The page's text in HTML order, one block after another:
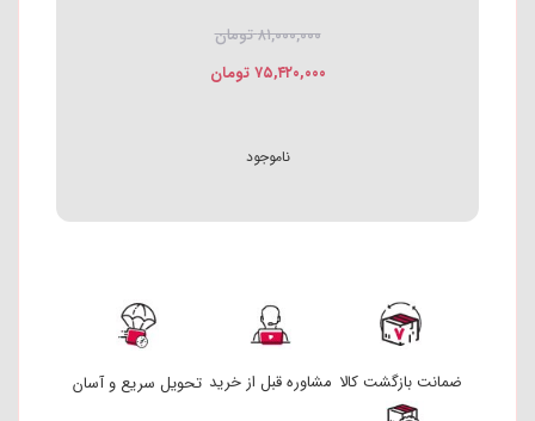
۸۱,۰۰۰,۰۰۰تومان
۷۵,۴۲۰,۰۰۰ تومان
ناموجود
ضمانت بازگشت کالا مشاوره قبل از خرید تحویل سریع و آسان